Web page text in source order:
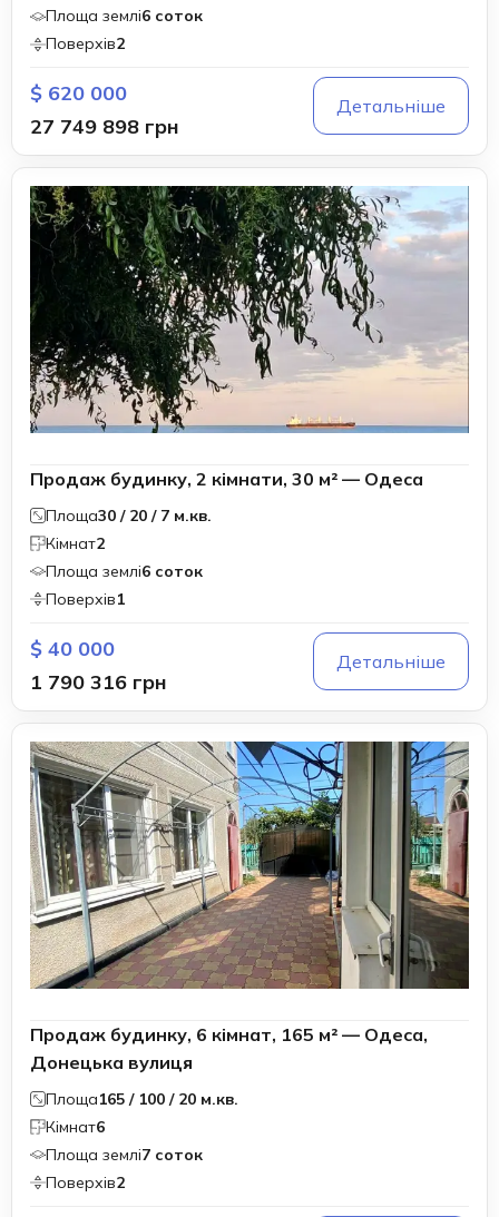
Площа землі6 соток
Поверхів2
$ 620 000
27 749 898 грн
Детальніше
Продаж будинку, 2 кімнати, 30 м² — Одеса
Площа30 / 20 / 7 м.кв.
Кімнат2
Площа землі6 соток
Поверхів1
$ 40 000
1 790 316 грн
Детальніше
Продаж будинку, 6 кімнат, 165 м² — Одеса,
Донецька вулиця
Площа165 / 100 / 20 м.кв.
Кімнат6
Площа землі7 соток
Поверхів2